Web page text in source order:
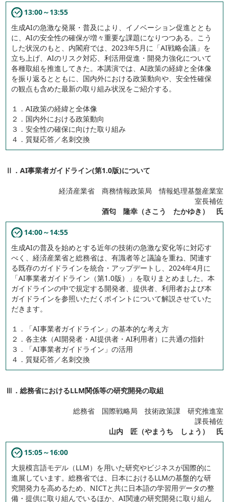
13:00～13:55
生成AIの急激な発展・普及により、イノベーション促進ととも
に、AIの安全性の確保が増々重要な課題になりつつある。こう
した状況のもと、内閣府では、2023年5月に「AI戦略会議」を
立ち上げ、AIのリスク対応、利活用促進・開発力強化について
各種取組を推進してきた。本講演では、AI政策の経緯と全体像
を振り返るとともに、国内外における政策動向や、安全性確保
の観点も含めた最新の取り組み状況をご紹介する。
１．AI政策の経緯と全体像
２．国内外における政策動向
３．安全性の確保に向けた取り組み
４．質疑応答／名刺交換
Ⅱ．AI事業者ガイドライン(第1.0版)について
経済産業省 商務情報政策局 情報処理基盤産業室
室長補佐
酒匂 隆幸（さこう たかゆき） 氏
14:00～14:55
生成AIの普及を始めとする近年の技術の急激な変化等に対応す
べく、経済産業省と総務省は、有識者等と議論を重ね、関連す
る既存のガイドラインを統合・アップデートし、2024年4月に
「AI事業者ガイドライン（第1.0版）」を取りまとめました。本
ガイドラインの中で規定する開発者、提供者、利用者および本
ガイドラインを参照いただくポイントについて解説させていた
だきます。
１．「AI事業者ガイドライン」の基本的な考え方
２．各主体（AI開発者・AI提供者・AI利用者）に共通の指針
３．「AI事業者ガイドライン」の活用
４．質疑応答／名刺交換
Ⅲ．総務省におけるLLM関係等の研究開発の取組
総務省 国際戦略局 技術政策課 研究推進室
課長補佐
山内 匠（やまうち しょう） 氏
15:05～16:00
大規模言語モデル（LLM）を用いた研究やビジネスが国際的に
進展しています。総務省では、日本におけるLLMの基盤的な研
究開発力を高めるため、NICTと共に日本語の学習用データの整
備・提供に取り組んでいるほか、AI関連の研究開発に取り組ん